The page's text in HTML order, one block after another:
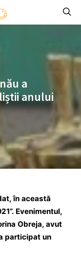
a
anului
în această
Evenimentul,
Obreja, avut
participat un